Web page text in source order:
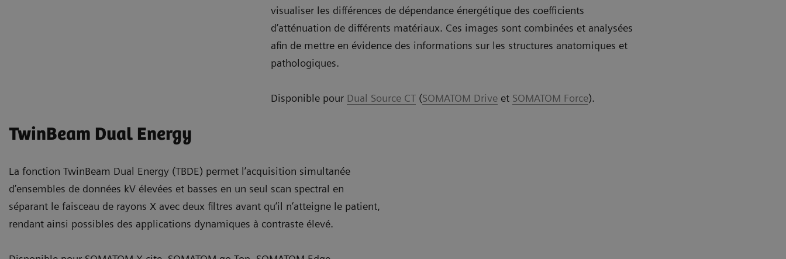
visualiser les différences de dépendance énergétique des coefficients
d’atténuation de différents matériaux. Ces images sont combinées et analysées
afin de mettre en évidence des informations sur les structures anatomiques et
pathologiques.
Disponible pour Dual Source CT (SOMATOM Drive et SOMATOM Force).
TwinBeam Dual Energy
La fonction TwinBeam Dual Energy (TBDE) permet l’acquisition simultanée
d’ensembles de données kV élevées et basses en un seul scan spectral en
séparant le faisceau de rayons X avec deux filtres avant qu’il n’atteigne le patient,
rendant ainsi possibles des applications dynamiques à contraste élevé.